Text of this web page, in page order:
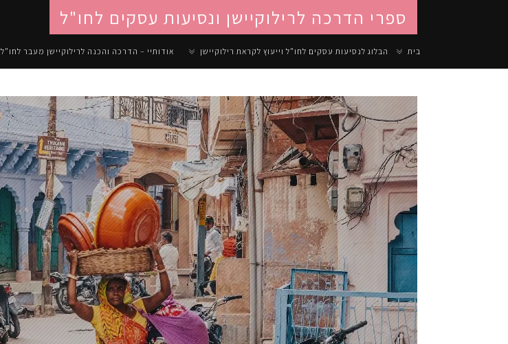
ספרי הדרכה לרילוקיישן ונסיעות עסקים לחו"ל
בית הבלוג לנסיעות עסקים לחו"ל וייעוץ לקראת רילוקיישן אודותיי – הדרכה והכנה לרילוקיישן מעבר לחו"ל